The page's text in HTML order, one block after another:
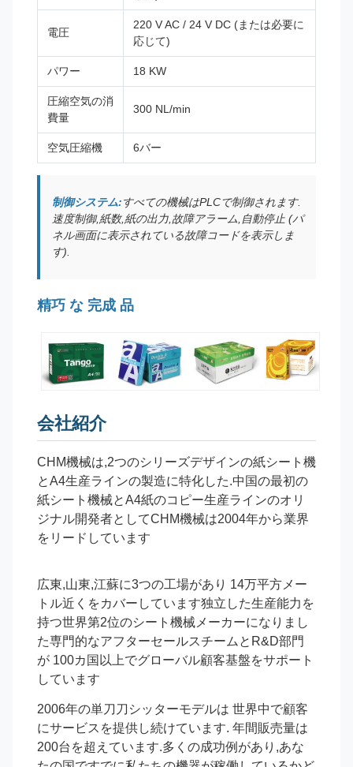
電圧
220 V AC / 24 V DC (または必要に
応じて)
パワー 18 KW
圧縮空気の消
費量
300 NL/min
空気圧縮機 6バー
制御システム:すべての機械はPLCで制御されます.
速度制御,紙数,紙の出力,故障アラーム,自動停止 (パ
ネル画面に表示されている故障コードを表示しま
す).
精巧 な 完成 品
会社紹介
CHM機械は,2つのシリーズデザインの紙シート機
とA4生産ラインの製造に特化した.中国の最初の
紙シート機械とA4紙のコピー生産ラインのオリ
ジナル開発者としてCHM機械は2004年から業界
をリードしています
広東,山東,江蘇に3つの工場があり 14万平方メー
トル近くをカバーしています独立した生産能力を
持つ世界第2位のシート機械メーカーになりまし
た専門的なアフターセールスチームとR&D部門
が 100カ国以上でグローバル顧客基盤をサポート
しています
2006年の単刀刀シッターモデルは 世界中で顧客
にサービスを提供し続けています. 年間販売量は
200台を超えています.多くの成功例があり,あな